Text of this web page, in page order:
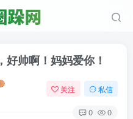
帅啊！妈妈爱你！
关注 私信
0 0